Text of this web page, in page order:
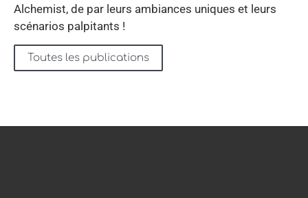
Alchemist, de par leurs ambiances uniques et leurs
scénarios palpitants !
Toutes les publications